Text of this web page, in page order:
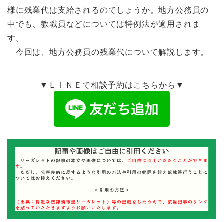
様に残業代は支給されるのでしょうか。地方公務員の
中でも、教職員などについては特例法が適用されま
す。
今回は、地方公務員の残業代について解説します。
▼ＬＩＮＥで相談予約はこちらから▼